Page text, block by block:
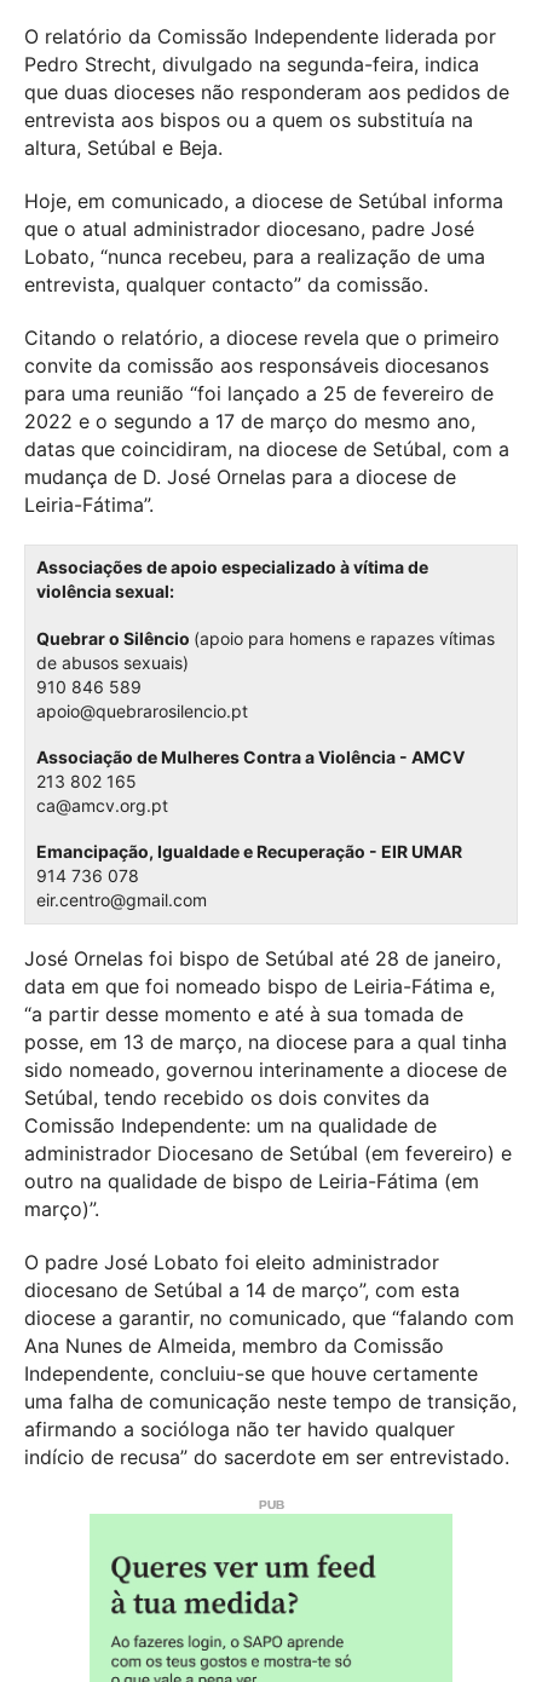
O relatório da Comissão Independente liderada por
Pedro Strecht, divulgado na segunda-feira, indica
que duas dioceses não responderam aos pedidos de
entrevista aos bispos ou a quem os substituía na
altura, Setúbal e Beja.
Hoje, em comunicado, a diocese de Setúbal informa
que o atual administrador diocesano, padre José
Lobato, “nunca recebeu, para a realização de uma
entrevista, qualquer contacto” da comissão.
Citando o relatório, a diocese revela que o primeiro
convite da comissão aos responsáveis diocesanos
para uma reunião “foi lançado a 25 de fevereiro de
2022 e o segundo a 17 de março do mesmo ano,
datas que coincidiram, na diocese de Setúbal, com a
mudança de D. José Ornelas para a diocese de
Leiria-Fátima”.
Associações de apoio especializado à vítima de
violência sexual:
Quebrar o Silêncio (apoio para homens e rapazes vítimas
de abusos sexuais)
910 846 589
apoio@quebrarosilencio.pt
Associação de Mulheres Contra a Violência - AMCV
213 802 165
ca@amcv.org.pt
Emancipação, Igualdade e Recuperação - EIR UMAR
914 736 078
eir.centro@gmail.com
José Ornelas foi bispo de Setúbal até 28 de janeiro,
data em que foi nomeado bispo de Leiria-Fátima e,
“a partir desse momento e até à sua tomada de
posse, em 13 de março, na diocese para a qual tinha
sido nomeado, governou interinamente a diocese de
Setúbal, tendo recebido os dois convites da
Comissão Independente: um na qualidade de
administrador Diocesano de Setúbal (em fevereiro) e
outro na qualidade de bispo de Leiria-Fátima (em
março)”.
O padre José Lobato foi eleito administrador
diocesano de Setúbal a 14 de março”, com esta
diocese a garantir, no comunicado, que “falando com
Ana Nunes de Almeida, membro da Comissão
Independente, concluiu-se que houve certamente
uma falha de comunicação neste tempo de transição,
afirmando a socióloga não ter havido qualquer
indício de recusa” do sacerdote em ser entrevistado.